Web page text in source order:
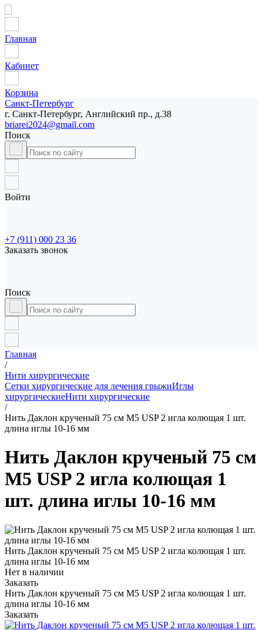
Главная
Кабинет
Корзина
Санкт-Петербург
г. Санкт-Петербург, Английский пр., д.38
briarei2024@gmail.com
Поиск
Войти
+7 (911) 000 23 36
Заказать звонок
Поиск
Главная
/
Нити хирургические
Сетки хирургические для лечения грыжиИглы
хирургическиеНити хирургические
/
Нить Даклон крученый 75 см М5 USP 2 игла колющая 1 шт.
длина иглы 10-16 мм
Нить Даклон крученый 75 см
М5 USP 2 игла колющая 1
шт. длина иглы 10-16 мм
Нить Даклон крученый 75 см М5 USP 2 игла колющая 1 шт.
длина иглы 10-16 мм
Нет в наличии
Заказать
Нить Даклон крученый 75 см М5 USP 2 игла колющая 1 шт.
длина иглы 10-16 мм
Заказать